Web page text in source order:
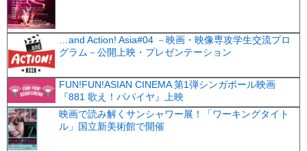
…and Action! Asia#04 －映画・映像専攻学生交流プロ
グラム－公開上映・プレゼンテーション
FUN!FUN!ASIAN CINEMA 第1弾シンガポール映画
『881 歌え！パパイヤ』上映
映画で読み解くサンシャワー展！「ワーキングタイト
ル」国立新美術館で開催